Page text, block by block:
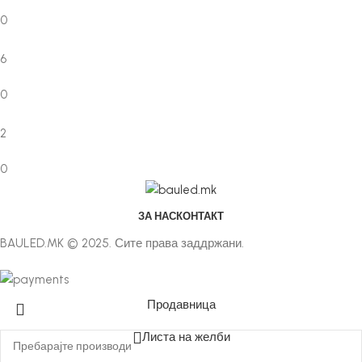
0
6
0
2
0
ЗА НАСКОНТАКТ
BAULED.MK © 2025. Сите права заддржани.
Продавница
Листа на желби